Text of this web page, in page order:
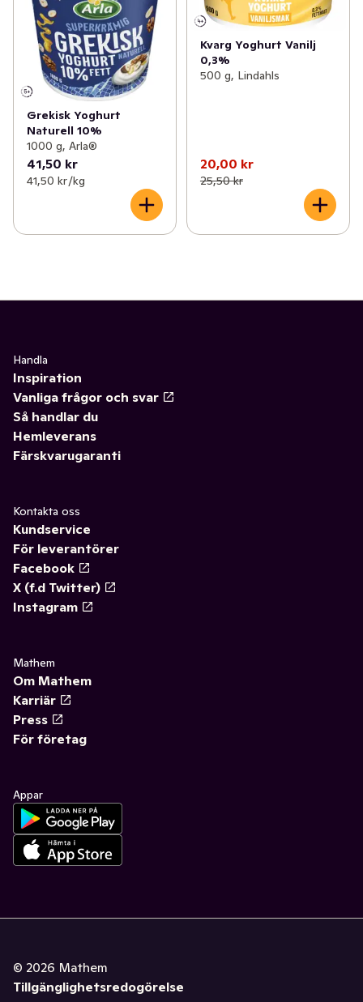
Grekisk Yoghurt
Naturell 10%
1000 g, Arla®
41,50 kr
41,50 kr /kg
Kvarg Yoghurt Vanilj
0,3%
500 g, Lindahls
20,00 kr
25,50 kr
Handla
Inspiration
Vanliga frågor och svar
Så handlar du
Hemleverans
Färskvarugaranti
Kontakta oss
Kundservice
För leverantörer
Facebook
X (f.d Twitter)
Instagram
Mathem
Om Mathem
Karriär
Press
För företag
Appar
© 2026 Mathem
Tillgänglighetsredogörelse